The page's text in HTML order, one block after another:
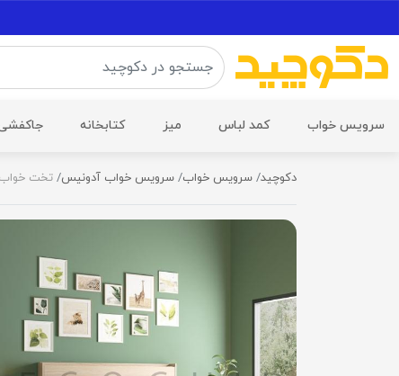
سرویس خواب کمد لباس میز کتابخانه
دکوچید سرویس خواب سرویس خواب آدونیس تخت خواب